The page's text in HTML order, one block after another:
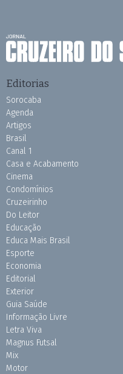
Editorias
Sorocaba
Agenda
Artigos
Brasil
Canal 1
Casa e Acabamento
Cinema
Condomínios
Cruzeirinho
Do Leitor
Educação
Educa Mais Brasil
Esporte
Economia
Editorial
Exterior
Guia Saúde
Informação Livre
Letra Viva
Magnus Futsal
Mix
Motor